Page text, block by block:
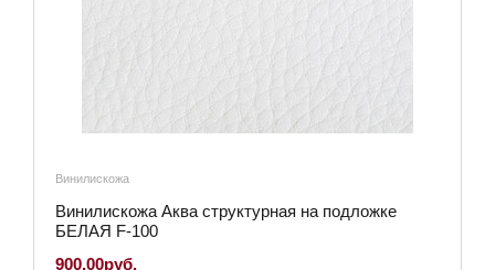
Винилискожа
Винилискожа Аква структурная на подложке
БЕЛАЯ F-100
900.00руб.